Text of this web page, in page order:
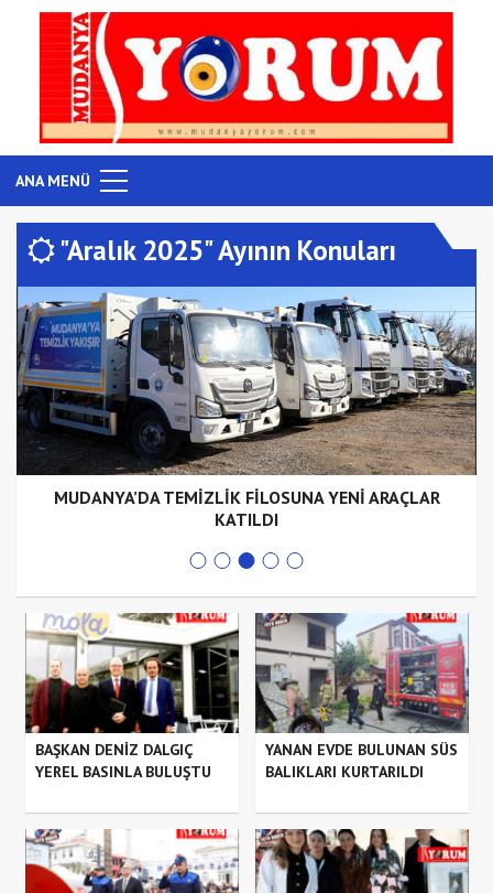
ANA MENÜ
"Aralık 2025" Ayının Konuları
MUDANYA’DA TEMİZLİK FİLOSUNA YENİ ARAÇLAR
KATILDI
BAŞKAN DENİZ DALGIÇ
YEREL BASINLA BULUŞTU
YANAN EVDE BULUNAN SÜS
BALIKLARI KURTARILDI